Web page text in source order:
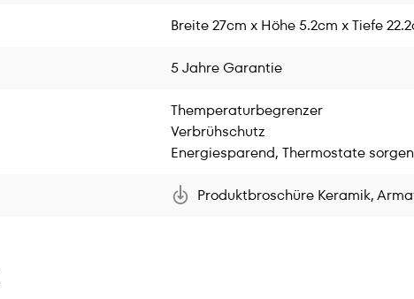
Breite 27cm x Höhe 5.2cm x Tiefe
5 Jahre Garantie
Themperaturbegrenzer
Verbrühschutz
Energiesparend, Thermostate
Produktbroschüre Keramik,